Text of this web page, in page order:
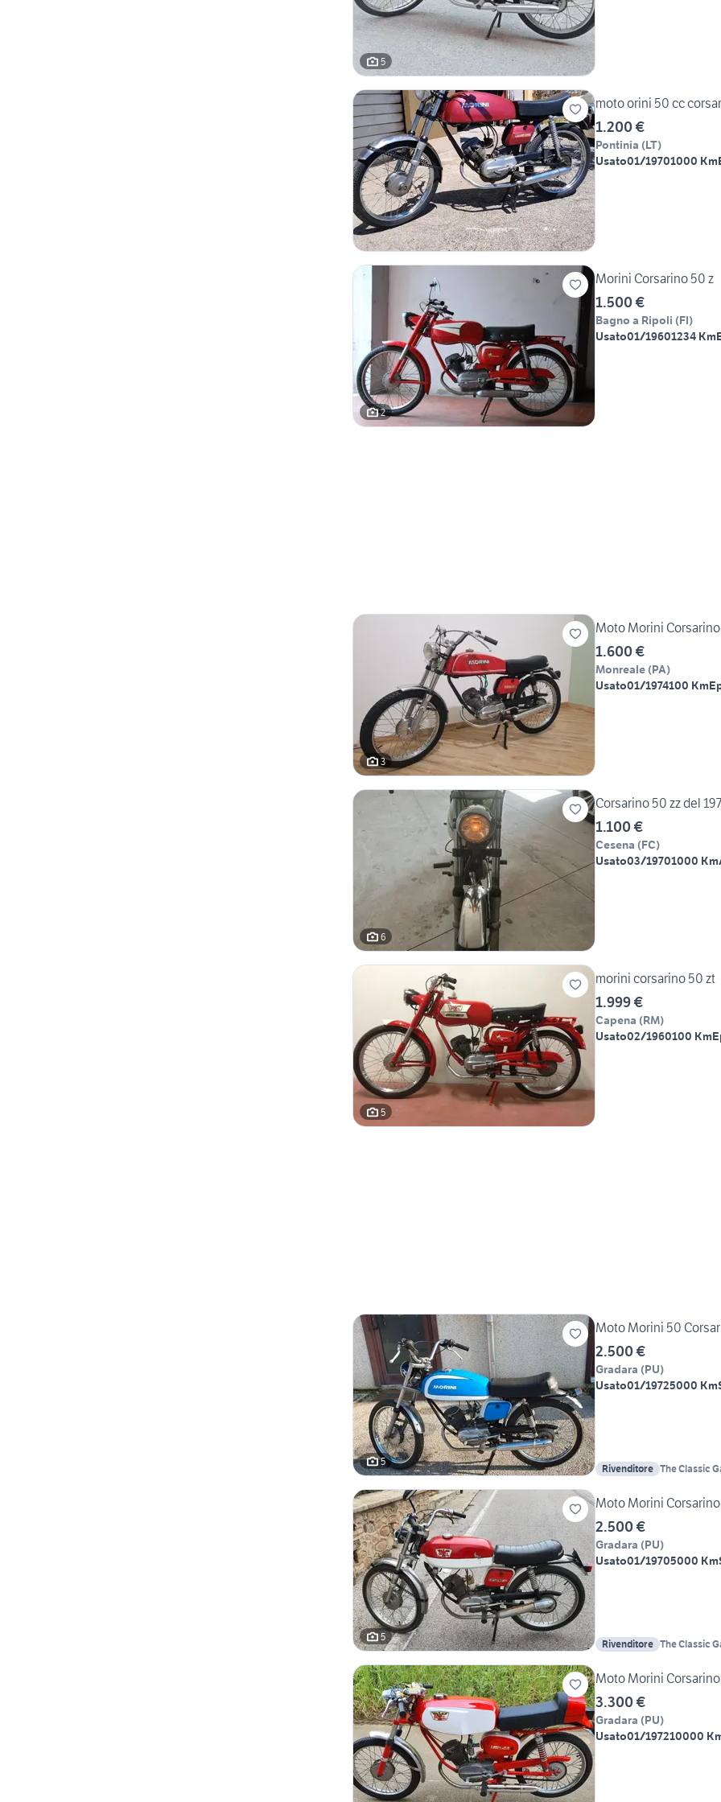
5
moto orini 50 cc
1.200 €
Pontinia (LT)
Usato01/19701000 Km
2
Morini Corsarino 50 z
1.500 €
Bagno a Ripoli (FI)
Usato01/19601234 Km
3
Moto Morini Corsarino
1.600 €
Monreale (PA)
Usato01/1974100 Km
6
Corsarino 50 zz del
1.100 €
Cesena (FC)
Usato03/19701000 Km
5
morini corsarino 50 zt
1.999 €
Capena (RM)
Usato02/1960100 Km
5
Moto Morini 50
2.500 €
Gradara (PU)
Usato01/19725000 Km
Rivenditore The Classic
5
Moto Morini
2.500 €
Gradara (PU)
Usato01/19705000 Km
Rivenditore The Classic
Moto Morini
3.300 €
Gradara (PU)
Usato01/197210000